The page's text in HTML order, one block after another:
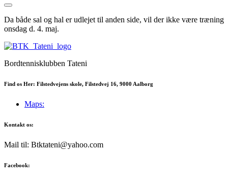
Da både sal og hal er udlejet til anden side, vil der ikke være træning
onsdag d. 4. maj.
Bordtennisklubben Tateni
Find os Her: Filstedvejens skole, Filstedvej 16, 9000 Aalborg
Maps:
Kontakt os:
Mail til: Btktateni@yahoo.com
Facebook: